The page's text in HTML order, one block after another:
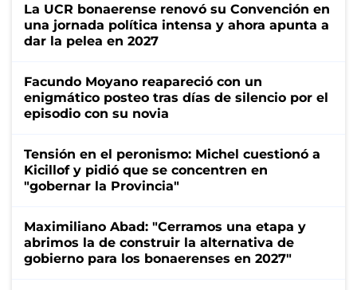
La UCR bonaerense renovó su Convención en
una jornada política intensa y ahora apunta a
dar la pelea en 2027
Facundo Moyano reapareció con un
enigmático posteo tras días de silencio por el
episodio con su novia
Tensión en el peronismo: Michel cuestionó a
Kicillof y pidió que se concentren en
"gobernar la Provincia"
Maximiliano Abad: "Cerramos una etapa y
abrimos la de construir la alternativa de
gobierno para los bonaerenses en 2027"